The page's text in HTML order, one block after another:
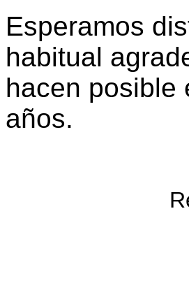
Esperamos
habitual
hacen posible
años.